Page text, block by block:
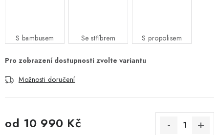
S bambusem Se stříbrem S propolisem
Možnosti doručení
od 10 990 Kč